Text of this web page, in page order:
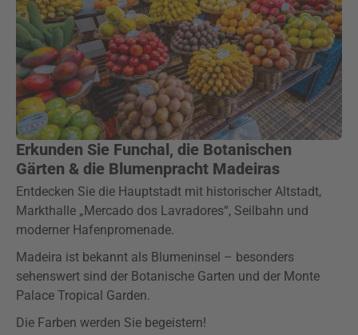
Erkunden Sie Funchal, die Botanischen
Gärten & die Blumenpracht Madeiras
Entdecken Sie die Hauptstadt mit historischer Altstadt,
Markthalle „Mercado dos Lavradores“, Seilbahn und
moderner Hafenpromenade.
Madeira ist bekannt als Blumeninsel – besonders
sehenswert sind der Botanische Garten und der Monte
Palace Tropical Garden.
Die Farben werden Sie begeistern!